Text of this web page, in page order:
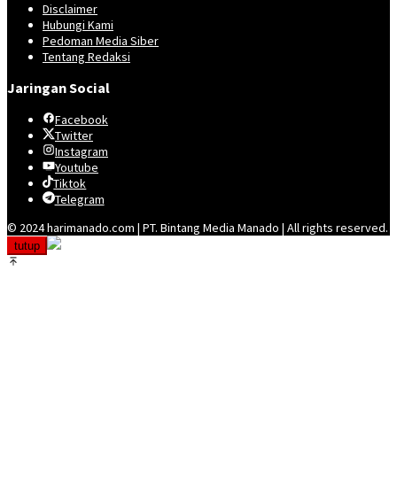
Disclaimer
Hubungi Kami
Pedoman Media Siber
Tentang Redaksi
Jaringan Social
Facebook
Twitter
Instagram
Youtube
Tiktok
Telegram
© 2024 harimanado.com | PT. Bintang Media Manado | All rights reserved.
tutup